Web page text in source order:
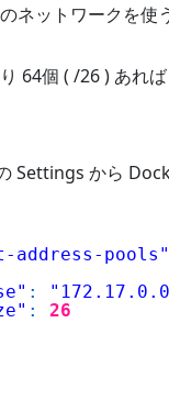
ネットワークを使
64個 ( /26 ) あれ
Settings から
address-pools"
:
:
26